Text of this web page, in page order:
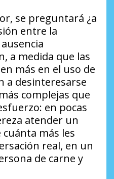
se preguntará ¿a
entre la
a medida que las
más en el uso de
a desinteresarse
complejas que
en pocas
atender un
más les
real, en un
de carne y